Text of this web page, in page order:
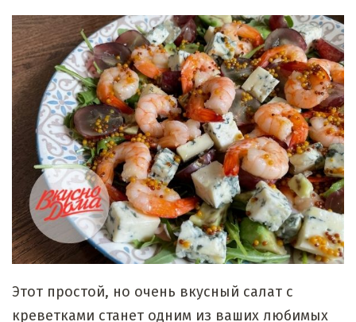
Этот простой, но очень вкусный салат с
креветками станет одним из ваших любимых